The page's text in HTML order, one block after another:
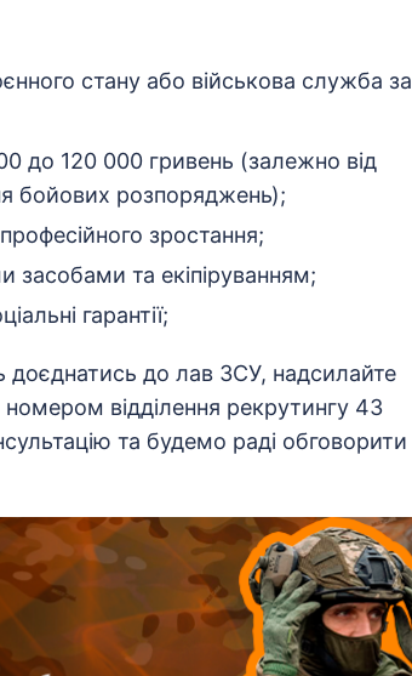
стану або військова служба за
до 120 000 гривень (залежно від
бойових розпоряджень);
зростання;
засобами та екіпіруванням;
гарантії;
до лав ЗСУ, надсилайте
відділення рекрутингу 43
та будемо раді обговорити